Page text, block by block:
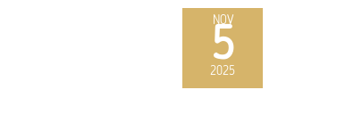
NOV
5
2025